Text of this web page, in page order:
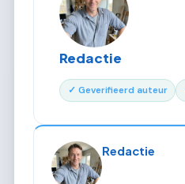
Redactie
✓ Geverifieerd auteur
Redactie